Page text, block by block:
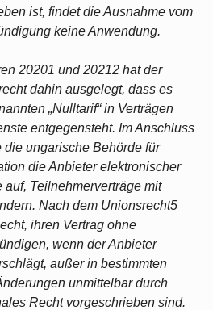
ist, findet die Ausnahme vom
keine Anwendung.
20201 und 20212 hat der
dahin ausgelegt, dass es
„Nulltarif“ in Verträgen
entgegensteht. Im Anschluss
ungarische Behörde für
die Anbieter elektronischer
Teilnehmerverträge mit
Nach dem Unionsrecht5
ihren Vertrag ohne
wenn der Anbieter
außer in bestimmten
unmittelbar durch
Recht vorgeschrieben sind.